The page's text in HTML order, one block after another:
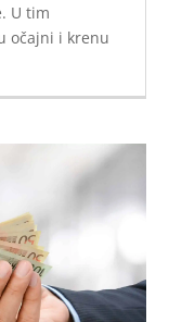
U tim
očajni i krenu